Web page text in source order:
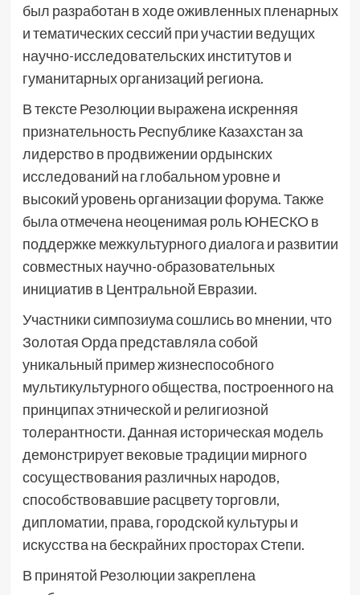
был разработан в ходе оживленных пленарных
и тематических сессий при участии ведущих
научно-исследовательских институтов и
гуманитарных организаций региона.
В тексте Резолюции выражена искренняя
признательность Республике Казахстан за
лидерство в продвижении ордынских
исследований на глобальном уровне и
высокий уровень организации форума. Также
была отмечена неоценимая роль ЮНЕСКО в
поддержке межкультурного диалога и развитии
совместных научно-образовательных
инициатив в Центральной Евразии.
Участники симпозиума сошлись во мнении, что
Золотая Орда представляла собой
уникальный пример жизнеспособного
мультикультурного общества, построенного на
принципах этнической и религиозной
толерантности. Данная историческая модель
демонстрирует вековые традиции мирного
сосуществования различных народов,
способствовавшие расцвету торговли,
дипломатии, права, городской культуры и
искусства на бескрайних просторах Степи.
В принятой Резолюции закреплена